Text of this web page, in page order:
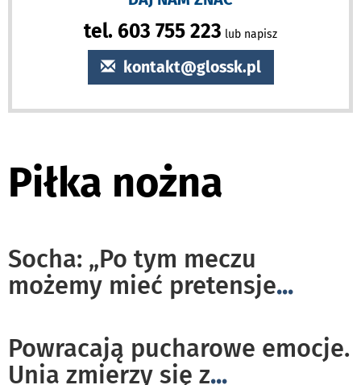
tel. 603 755 223 lub napisz
kontakt@glossk.pl
Piłka nożna
Socha: „Po tym meczu
możemy mieć pretensje...
Powracają pucharowe emocje.
Unia zmierzy się z...